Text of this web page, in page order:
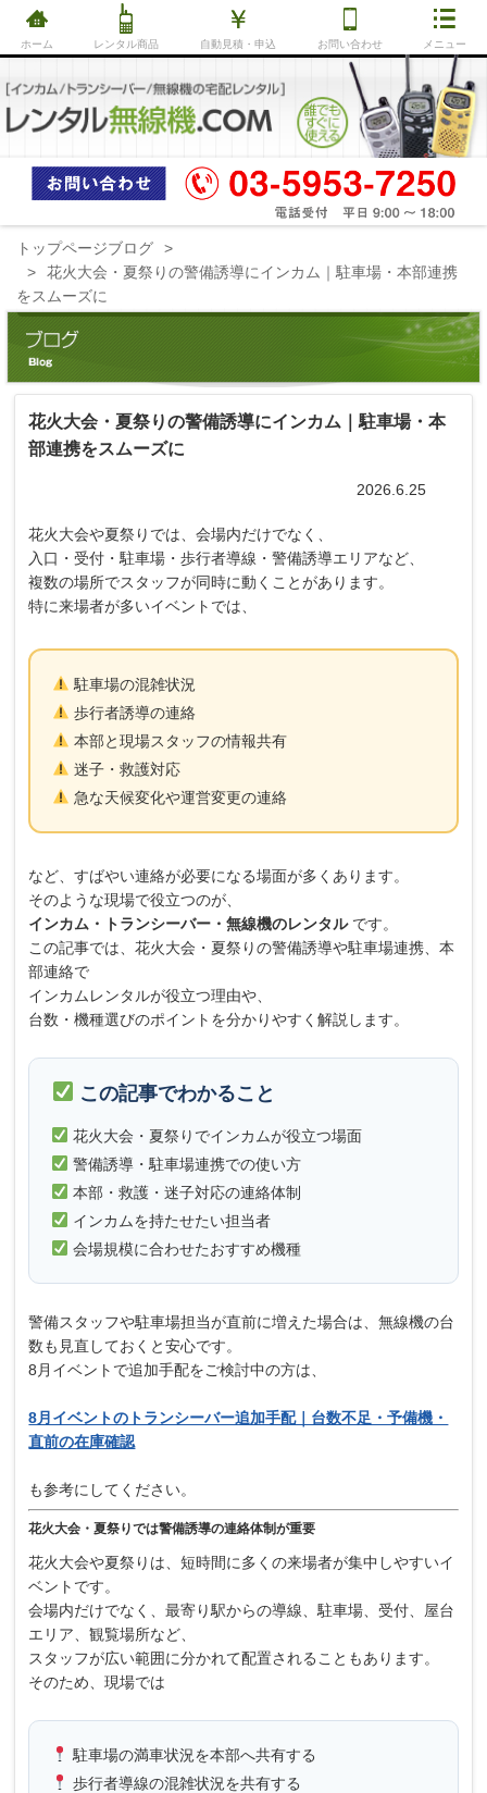
ホーム レンタル商品 自動見積・申込 お問い合わせ メニュー
トップページブログ
花火大会・夏祭りの警備誘導にインカム｜駐車場・本部連携
をスムーズに
花火大会・夏祭りの警備誘導にインカム｜駐車場・本
部連携をスムーズに
2026.6.25
花火大会や夏祭りでは、会場内だけでなく、
入口・受付・駐車場・歩行者導線・警備誘導エリアなど、
複数の場所でスタッフが同時に動くことがあります。
特に来場者が多いイベントでは、
駐車場の混雑状況
歩行者誘導の連絡
本部と現場スタッフの情報共有
迷子・救護対応
急な天候変化や運営変更の連絡
など、すばやい連絡が必要になる場面が多くあります。
そのような現場で役立つのが、
インカム・トランシーバー・無線機のレンタルです。
この記事では、花火大会・夏祭りの警備誘導や駐車場連携、本
部連絡で
インカムレンタルが役立つ理由や、
台数・機種選びのポイントを分かりやすく解説します。
この記事でわかること
花火大会・夏祭りでインカムが役立つ場面
警備誘導・駐車場連携での使い方
本部・救護・迷子対応の連絡体制
インカムを持たせたい担当者
会場規模に合わせたおすすめ機種
警備スタッフや駐車場担当が直前に増えた場合は、無線機の台
数も見直しておくと安心です。
8月イベントで追加手配をご検討中の方は、
8月イベントのトランシーバー追加手配｜台数不足・予備機・
直前の在庫確認
も参考にしてください。
花火大会・夏祭りでは警備誘導の連絡体制が重要
花火大会や夏祭りは、短時間に多くの来場者が集中しやすいイ
ベントです。
会場内だけでなく、最寄り駅からの導線、駐車場、受付、屋台
エリア、観覧場所など、
スタッフが広い範囲に分かれて配置されることもあります。
そのため、現場では
駐車場の満車状況を本部へ共有する
歩行者導線の混雑状況を共有する